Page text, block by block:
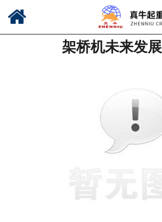
架桥机未来发